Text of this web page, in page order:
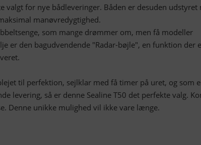
valgt for nye bådleveringer. Båden er desuden udstyret
manøvredygtighed.
som mange drømmer om, men få modeller
er den bagudvendende "Radar-bøjle", en funktion der
til perfektion, sejlklar med få timer på uret, og som
levering, så er denne Sealine T50 det perfekte valg.
Denne unikke mulighed vil ikke vare længe.